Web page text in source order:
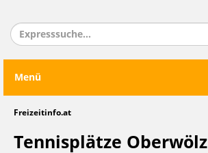
Menü
Freizeitinfo.at
Tennisplätze Oberwölz